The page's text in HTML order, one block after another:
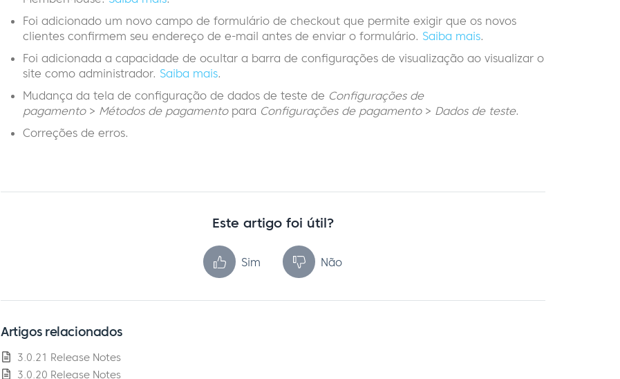
Foi adicionado um novo campo de formulário de checkout que permite exigir que os novos
clientes confirmem seu endereço de e-mail antes de enviar o formulário. Saiba mais.
Foi adicionada a capacidade de ocultar a barra de configurações de visualização ao visualizar o
site como administrador. Saiba mais.
Mudança da tela de configuração de dados de teste de Configurações de
pagamento> Métodos de pagamentopara Configurações de pagamento> Dados de teste.
Correções de erros.
Este artigo foi útil?
Sim Não
Artigos relacionados
3.0.21 Release Notes
3.0.20 Release Notes